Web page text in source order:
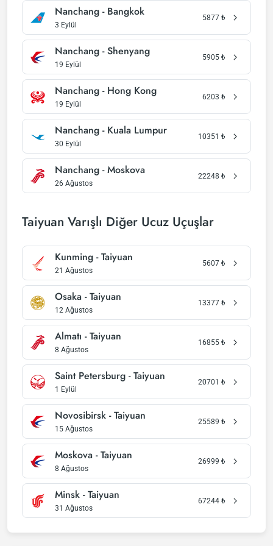
Nanchang - Bangkok
3 Eylül
5877 ₺
Nanchang - Shenyang
19 Eylül
5905 ₺
Nanchang - Hong Kong
19 Eylül
6203 ₺
Nanchang - Kuala Lumpur
30 Eylül
10351 ₺
Nanchang - Moskova
26 Ağustos
22248 ₺
Taiyuan Varışlı Diğer Ucuz Uçuşlar
Kunming - Taiyuan
21 Ağustos
5607 ₺
Osaka - Taiyuan
12 Ağustos
13377 ₺
Almatı - Taiyuan
8 Ağustos
16855 ₺
Saint Petersburg - Taiyuan
1 Eylül
20701 ₺
Novosibirsk - Taiyuan
15 Ağustos
25589 ₺
Moskova - Taiyuan
8 Ağustos
26999 ₺
Minsk - Taiyuan
31 Ağustos
67244 ₺